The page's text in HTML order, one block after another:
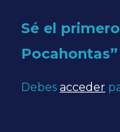
Sé el
Pocahontas”
Debes acceder